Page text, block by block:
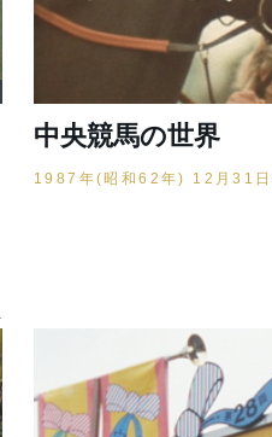
中央競馬の世界
1987年(昭和62年) 12月31日